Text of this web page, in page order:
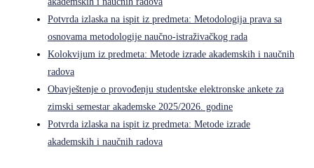
Potvrda izlaska na ispit iz predmeta: Metodologija prava sa
osnovama metodologije naučno-istraživačkog rada
Kolokvijum iz predmeta: Metode izrade akademskih i naučnih
radova
Obavještenje o provođenju studentske elektronske ankete za
zimski semestar akademske 2025/2026. godine
Potvrda izlaska na ispit iz predmeta: Metode izrade
akademskih i naučnih radova